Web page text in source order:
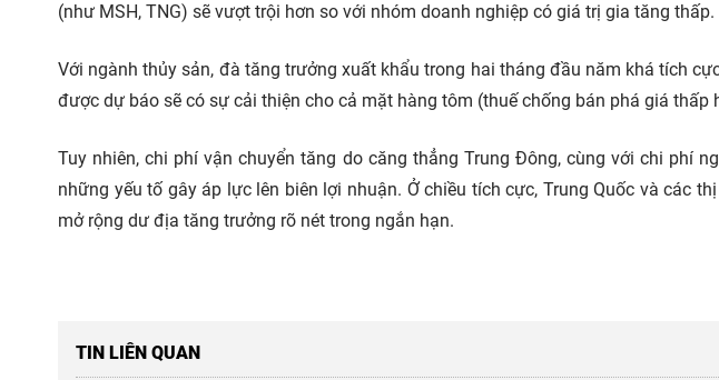
(như MSH, TNG) sẽ vượt trội hơn so với nhóm doanh nghiệp có giá trị gia tăng thấp.
Với ngành thủy sản, đà tăng trưởng xuất khẩu trong hai tháng đầu năm khá tích
được dự báo sẽ có sự cải thiện cho cả mặt hàng tôm (thuế chống bán phá giá thấp
Tuy nhiên, chi phí vận chuyển tăng do căng thẳng Trung Đông, cùng với chi phí
những yếu tố gây áp lực lên biên lợi nhuận. Ở chiều tích cực, Trung Quốc và các
mở rộng dư địa tăng trưởng rõ nét trong ngắn hạn.
TIN LIÊN QUAN